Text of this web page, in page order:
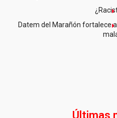
Datem del Marañón fortalece
Últimas